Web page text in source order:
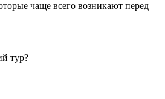
чаще всего возникают перед
тур?